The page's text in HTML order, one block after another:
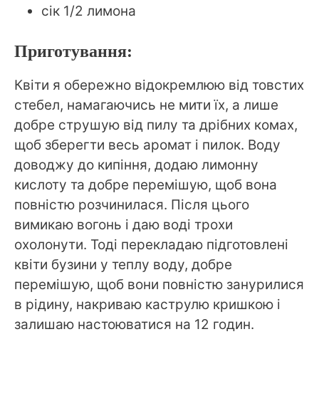
сік 1/2 лимона
Приготування:
Квіти я обережно відокремлюю від товстих
стебел, намагаючись не мити їх, а лише
добре струшую від пилу та дрібних комах,
щоб зберегти весь аромат і пилок. Воду
доводжу до кипіння, додаю лимонну
кислоту та добре перемішую, щоб вона
повністю розчинилася. Після цього
вимикаю вогонь і даю воді трохи
охолонути. Тоді перекладаю підготовлені
квіти бузини у теплу воду, добре
перемішую, щоб вони повністю занурилися
в рідину, накриваю каструлю кришкою і
залишаю настоюватися на 12 годин.